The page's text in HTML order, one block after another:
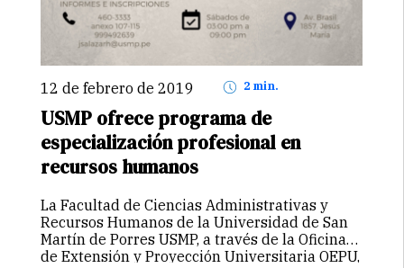
12 de febrero de 2019 2 min.
USMP ofrece programa de
especialización profesional en
recursos humanos
La Facultad de Ciencias Administrativas y
Recursos Humanos de la Universidad de San
Martín de Porres USMP, a través de la Oficina
de Extensión y Proyección Universitaria OEPU,